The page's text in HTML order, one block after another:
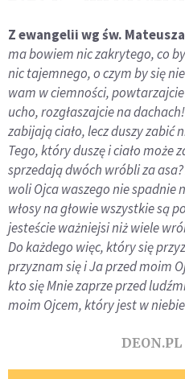
Z ewangelii wg św.
ma bowiem nic zakrytego, co
nic tajemnego, o czym by się
wam w ciemności,
ucho, rozgłaszajcie na
zabijają ciało, lecz duszy zabić
Tego, który duszę i ciało może
sprzedają dwóch wróbli za
woli Ojca waszego nie spadnie
włosy na głowie wszystkie są
jesteście ważniejsi niż wiele
Do każdego więc, który się
przyznam się i Ja przed moim
kto się Mnie zaprze przed
moim Ojcem, który jest w
DEON.PL